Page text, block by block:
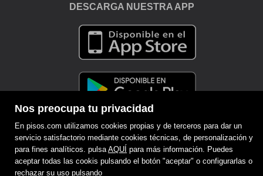
Nos preocupa tu privacidad
En pisos.com utilizamos cookies propias y de terceros para dar un
servicio satisfactorio mediante cookies técnicas, de personalización y
para fines analíticos. pulsaAQUÍ para más información. Puedes
aceptar todas las cookis pulsando el botón "aceptar" o configurarlas o
rechazar su uso pulsando
DESCARGA NUESTRA APP